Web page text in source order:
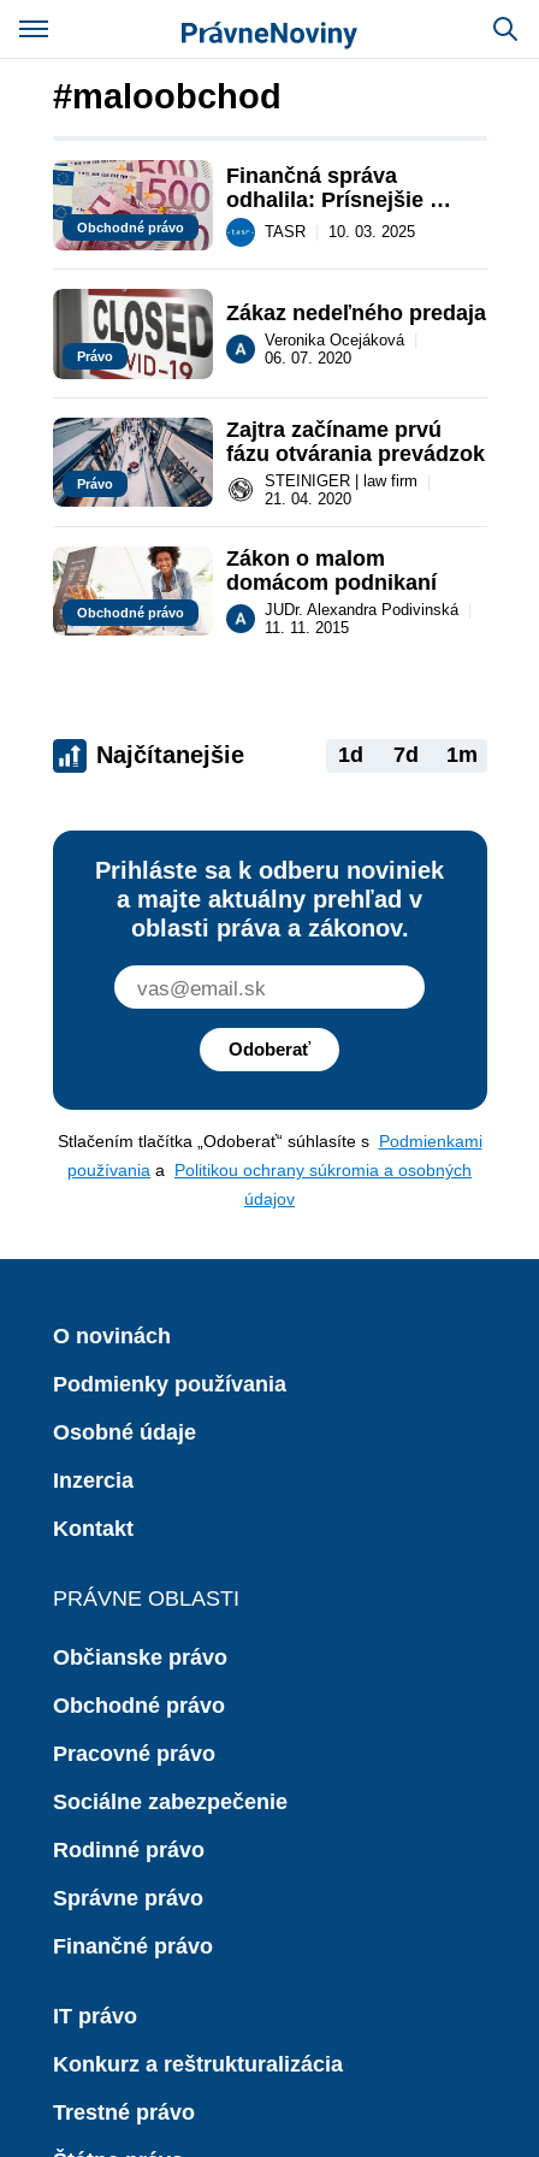
#maloobchod
Obchodné právo
Finančná správa
odhalila: Prísnejšie
kontroly zvýšili priznané
tržby o 28 miliónov
TASR 10. 03. 2025
Právo
Zákaz nedeľného predaja
Veronika Ocejáková
06. 07. 2020
Právo
Zajtra začíname prvú
fázu otvárania prevádzok
STEINIGER | law firm
21. 04. 2020
Obchodné právo
Zákon o malom
domácom podnikaní
JUDr. Alexandra Podivinská
11. 11. 2015
Najčítanejšie 1d 7d 1m
Prihláste sa k odberu noviniek
a majte aktuálny prehľad v
oblasti práva a zákonov.
Odoberať
Stlačením tlačítka „Odoberať“ súhlasíte s Podmienkami
používania a Politikou ochrany súkromia a osobných
údajov
O novinách
Podmienky používania
Osobné údaje
Inzercia
Kontakt
PRÁVNE OBLASTI
Občianske právo
Obchodné právo
Pracovné právo
Sociálne zabezpečenie
Rodinné právo
Správne právo
Finančné právo
IT právo
Konkurz a reštrukturalizácia
Trestné právo